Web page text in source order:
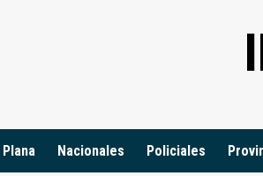
Nacionales Policiales